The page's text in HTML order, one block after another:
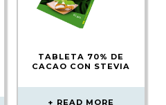
TABLETA 70% DE
CACAO CON STEVIA
READ MORE